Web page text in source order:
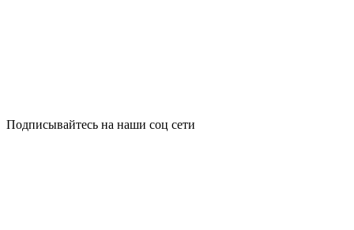
Подписывайтесь на наши соц сети